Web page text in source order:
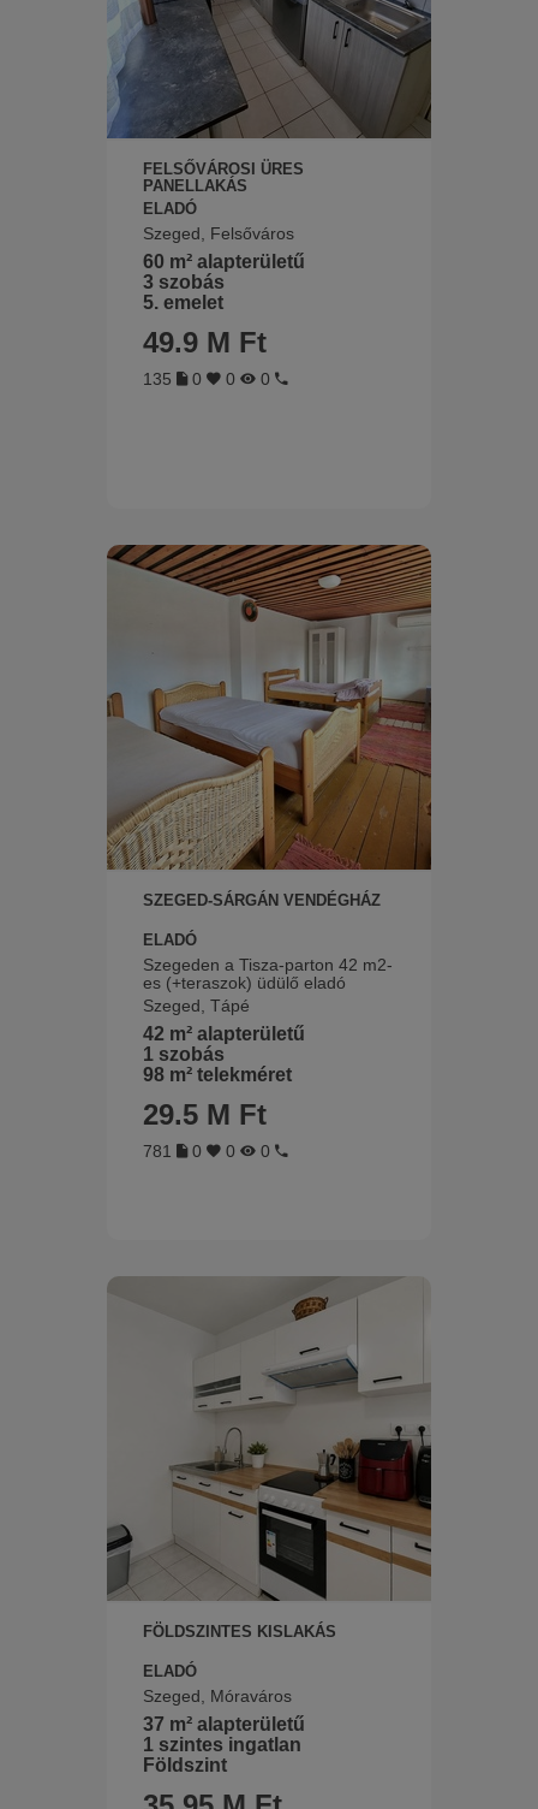
FELSŐVÁROSI ÜRES
PANELLAKÁS
ELADÓ
Szeged, Felsőváros
60 m² alapterületű
3 szobás
5. emelet
49.9 M Ft
135 0 0 0
SZEGED-SÁRGÁN VENDÉGHÁZ
ELADÓ
Szegeden a Tisza-parton 42 m2-
es (+teraszok) üdülő eladó
Szeged, Tápé
42 m² alapterületű
1 szobás
98 m² telekméret
29.5 M Ft
781 0 0 0
FÖLDSZINTES KISLAKÁS
ELADÓ
Szeged, Móraváros
37 m² alapterületű
1 szintes ingatlan
Földszint